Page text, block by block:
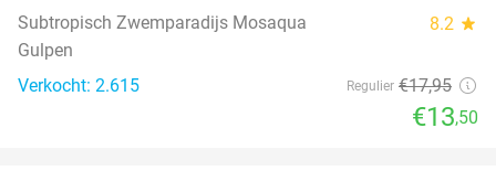
Subtropisch Zwemparadijs Mosaqua 8.2 star
Gulpen
Verkocht: 2.615
Regulier €17,95
€13,50